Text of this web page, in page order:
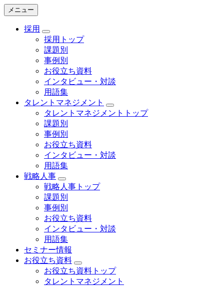
メニュー
採用
採用トップ
課題別
事例別
お役立ち資料
インタビュー・対談
用語集
タレントマネジメント
タレントマネジメントトップ
課題別
事例別
お役立ち資料
インタビュー・対談
用語集
戦略人事
戦略人事トップ
課題別
事例別
お役立ち資料
インタビュー・対談
用語集
セミナー情報
お役立ち資料
お役立ち資料トップ
タレントマネジメント